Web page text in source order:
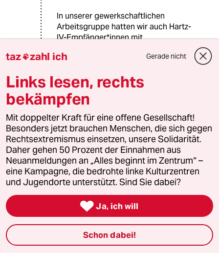
In unserer gewerkschaftlichen
Arbeitsgruppe hatten wir auch Hartz-
IV-Empfänger*innen mit
offensichtlich in einer
R.S.: Gewerkschafter seit 49 Jahren.
TF Tom Farmer
14.11.2017,18:50 Uhr
@Reinhold Schramm:
Eher nicht immer oder nur... hatte ich
geschrieben, oder: Ausnahme und
die Regel.
Meine Grundaussage halte ich
hiermit aufrecht.
F.-t.: Arbeitgeber seit 20 Jahren ;-)
taz zahl ich Gerade nicht
Links lesen, rechts
bekämpfen
Mit doppelter Kraft für eine offene Gesellschaft!
Besonders jetzt brauchen Menschen, die sich gegen
Rechtsextremismus einsetzen, unsere Solidarität.
Daher gehen 50 Prozent der Einnahmen aus
Neuanmeldungen an „Alles beginnt im Zentrum“ –
eine Kampagne, die bedrohte linke Kulturzentren
und Jugendorte unterstützt. Sind Sie dabei?
 Ja, ich will
Schon dabei!